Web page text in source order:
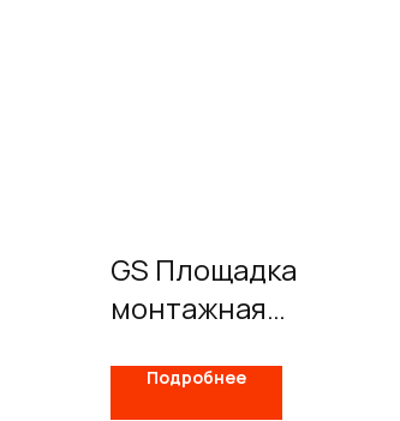
GS Площадка
монтажная
Подробнее